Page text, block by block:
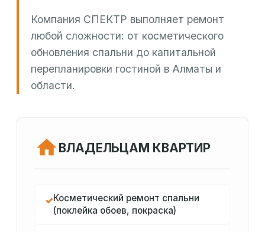
Компания СПЕКТР выполняет ремонт
любой сложности: от косметического
обновления спальни до капитальной
перепланировки гостиной в Алматы и
области.
ВЛАДЕЛЬЦАМ КВАРТИР
✓Косметический ремонт спальни
(поклейка обоев, покраска)